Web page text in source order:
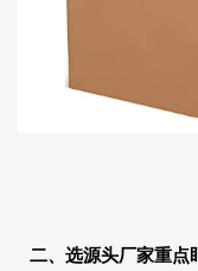
二、选源头厂家重点